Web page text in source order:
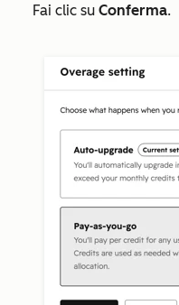
Fai clic su Conferma.